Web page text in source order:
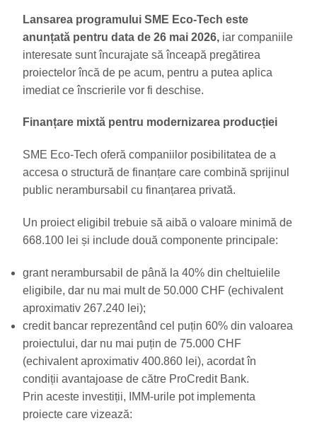
Lansarea programului SME Eco-Tech este
anunțată pentru data de 26 mai 2026, iar companiile
interesate sunt încurajate să înceapă pregătirea
proiectelor încă de pe acum, pentru a putea aplica
imediat ce înscrierile vor fi deschise.
Finanțare mixtă pentru modernizarea producției
SME Eco-Tech oferă companiilor posibilitatea de a
accesa o structură de finanțare care combină sprijinul
public nerambursabil cu finanțarea privată.
Un proiect eligibil trebuie să aibă o valoare minimă de
668.100 lei și include două componente principale:
grant nerambursabil de până la 40% din cheltuielile
eligibile, dar nu mai mult de 50.000 CHF (echivalent
aproximativ 267.240 lei);
credit bancar reprezentând cel puțin 60% din valoarea
proiectului, dar nu mai puțin de 75.000 CHF
(echivalent aproximativ 400.860 lei), acordat în
condiții avantajoase de către ProCredit Bank.
Prin aceste investiții, IMM-urile pot implementa
proiecte care vizează: